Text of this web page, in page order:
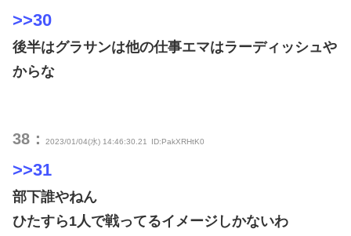
>>30
後半はグラサンは他の仕事エマはラーディッシュや
からな
38： 2023/01/04(水) 14:46:30.21 ID:PakXRHtK0
>>31
部下誰やねん
ひたすら1人で戦ってるイメージしかないわ